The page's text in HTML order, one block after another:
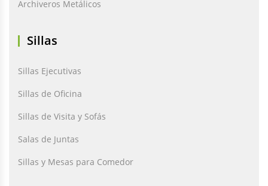
Archiveros Metálicos
Sillas
Sillas Ejecutivas
Sillas de Oficina
Sillas de Visita y Sofás
Salas de Juntas
Sillas y Mesas para Comedor